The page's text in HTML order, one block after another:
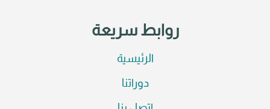
روابط سريعة
الرئيسية
دوراتنا